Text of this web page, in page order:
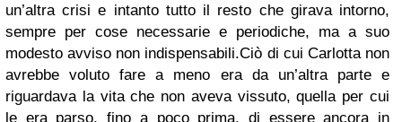
un’altra crisi e intanto tutto il resto che girava intorno,
sempre per cose necessarie e periodiche, ma a suo
modesto avviso non indispensabili.Ciò di cui Carlotta non
avrebbe voluto fare a meno era da un’altra parte e
riguardava la vita che non aveva vissuto, quella per cui
le era parso, fino a poco prima, di essere ancora in